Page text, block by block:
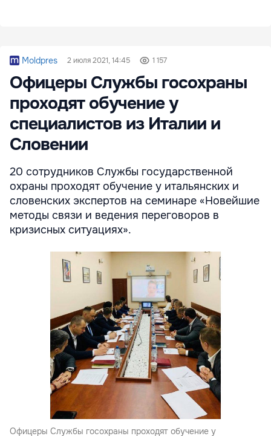
Moldpres 2 июля 2021, 14:45 1 157
Офицеры Службы госохраны
проходят обучение у
специалистов из Италии и
Словении
20 сотрудников Службы государственной
охраны проходят обучение у итальянских и
словенских экспертов на семинаре «Новейшие
методы связи и ведения переговоров в
кризисных ситуациях».
Офицеры Службы госохраны проходят обучение у